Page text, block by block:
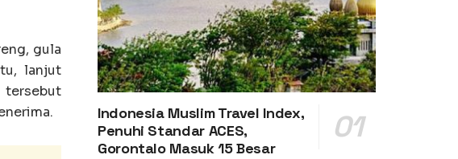
gula
lanjut
tersebut
Indonesia Muslim Travel Index,
Penuhi Standar ACES,
Gorontalo Masuk 15 Besar